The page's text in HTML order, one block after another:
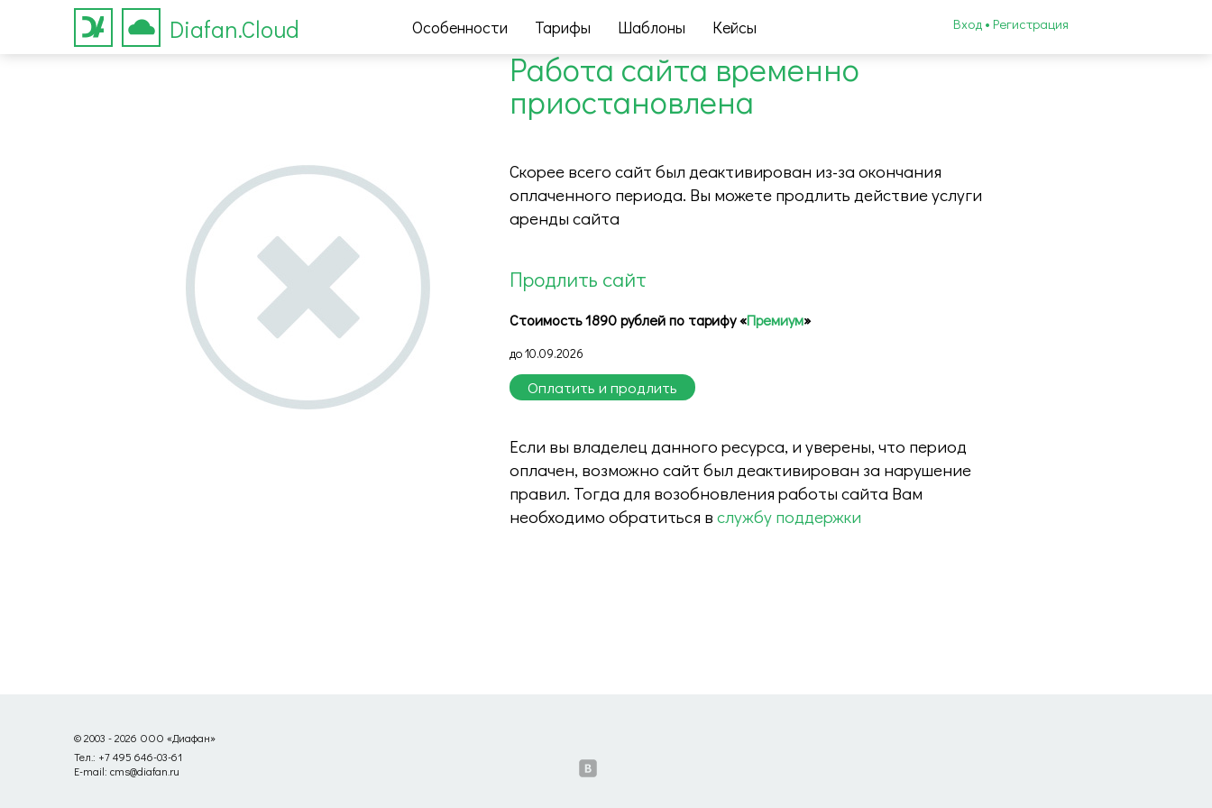
Diafan.Cloud Особенности Тарифы Шаблоны Кейсы Вход • Регистрация
Работа сайта временно
приостановлена
Скорее всего сайт был деактивирован из-за окончания
оплаченного периода. Вы можете продлить действие услуги
аренды сайта
Продлить сайт
Стоимость 1890 рублей по тарифу «Премиум»
до 10.09.2026
Если вы владелец данного ресурса, и уверены, что период
оплачен, возможно сайт был деактивирован за нарушение
правил. Тогда для возобновления работы сайта Вам
необходимо обратиться в службу поддержки
© 2003 - 2026 ООО «Диафан»
Тел.: +7 495 646-03-61
E-mail: cms@diafan.ru